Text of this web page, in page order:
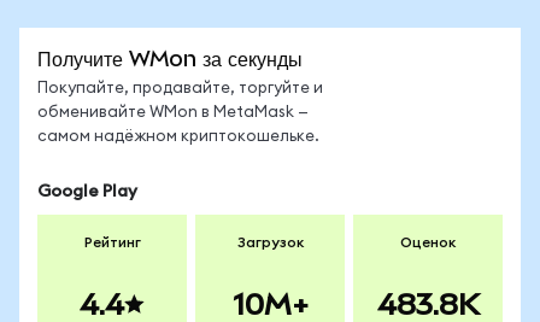
Получите WMon за секунды
Покупайте, продавайте, торгуйте и
обменивайте WMon в MetaMask —
самом надёжном криптокошельке.
Google Play
Рейтинг
4.4
Загрузок
10M+
Оценок
483.8K